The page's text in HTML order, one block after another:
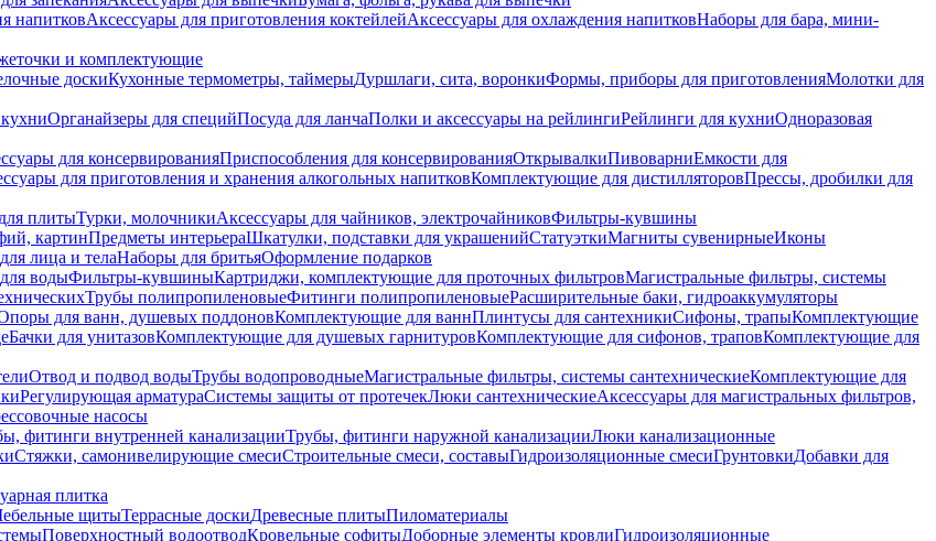
напитковАксессуары для приготовления коктейлейАксессуары для охлаждения напитковНаборы для бара, мини-
и комплектующие
доскиКухонные термометры, таймерыДуршлаги, сита, воронкиФормы, приборы для приготовленияМолотки для
Органайзеры для специйПосуда для ланчаПолки и аксессуары на рейлингиРейлинги для кухниОдноразовая
для консервированияПриспособления для консервированияОткрывалкиПивоварниЕмкости для
для приготовления и хранения алкогольных напитковКомплектующие для дистилляторовПрессы, дробилки для
плитыТурки, молочникиАксессуары для чайников, электрочайниковФильтры-кувшины
картинПредметы интерьераШкатулки, подставки для украшенийСтатуэткиМагниты сувенирныеИконы
лица и телаНаборы для бритьяОформление подарков
водыФильтры-кувшиныКартриджи, комплектующие для проточных фильтровМагистральные фильтры, системы
Трубы полипропиленовыеФитинги полипропиленовыеРасширительные баки, гидроаккумуляторы
для ванн, душевых поддоновКомплектующие для ваннПлинтусы для сантехникиСифоны, трапыКомплектующие
Бачки для унитазовКомплектующие для душевых гарнитуровКомплектующие для сифонов, траповКомплектующие для
Отвод и подвод водыТрубы водопроводныеМагистральные фильтры, системы сантехническиеКомплектующие для
Регулирующая арматураСистемы защиты от протечекЛюки сантехническиеАксессуары для магистральных фильтров,
насосы
фитинги внутренней канализацииТрубы, фитинги наружной канализацииЛюки канализационные
Стяжки, самонивелирующие смесиСтроительные смеси, составыГидроизоляционные смесиГрунтовкиДобавки для
плитка
щитыТеррасные доскиДревесные плитыПиломатериалы
Поверхностный водоотводКровельные софитыДоборные элементы кровлиГидроизоляционные